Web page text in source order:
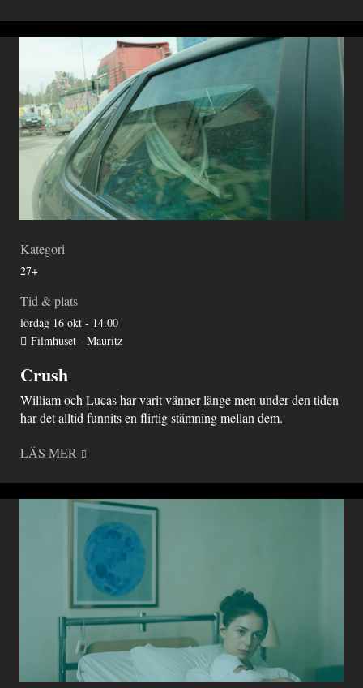
Kategori
27+
Tid & plats
lördag 16 okt - 14.00
Filmhuset - Mauritz
Crush
William och Lucas har varit vänner länge men under den tiden
har det alltid funnits en flirtig stämning mellan dem.
LÄS MER